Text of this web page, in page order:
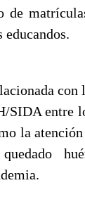
de
educandos.
con
SIDA entre
la